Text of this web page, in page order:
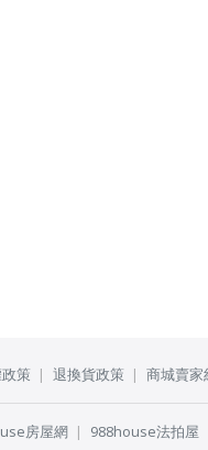
策 退換貨政策 商城賣家
房屋網 988house法拍屋